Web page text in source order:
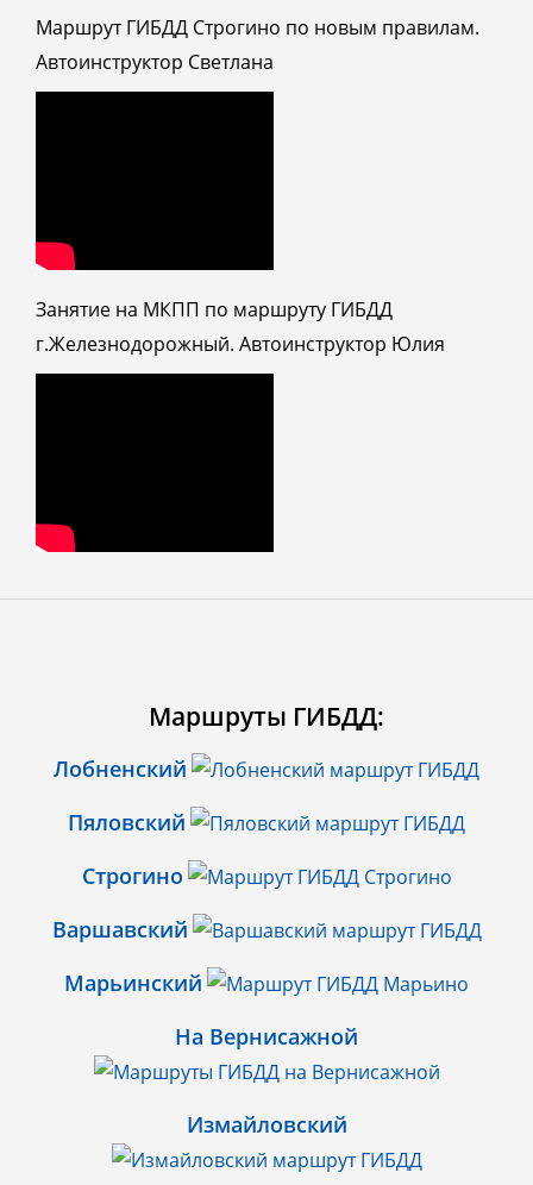
Маршрут ГИБДД Строгино по новым правилам.
Автоинструктор Светлана
Занятие на МКПП по маршруту ГИБДД
г.Железнодорожный. Автоинструктор Юлия
Маршруты ГИБДД:
Лобненский
Пяловский
Строгино
Варшавский
Марьинский
На Вернисажной
Измайловский